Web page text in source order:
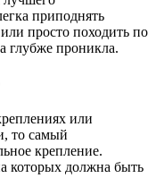
приподнять
просто походить по
глубже проникла.
или
то самый
крепление.
которых должна быть